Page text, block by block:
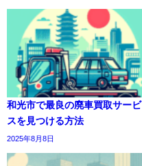
和光市で最良の廃車買取サービ
スを見つける方法
2025年8月8日